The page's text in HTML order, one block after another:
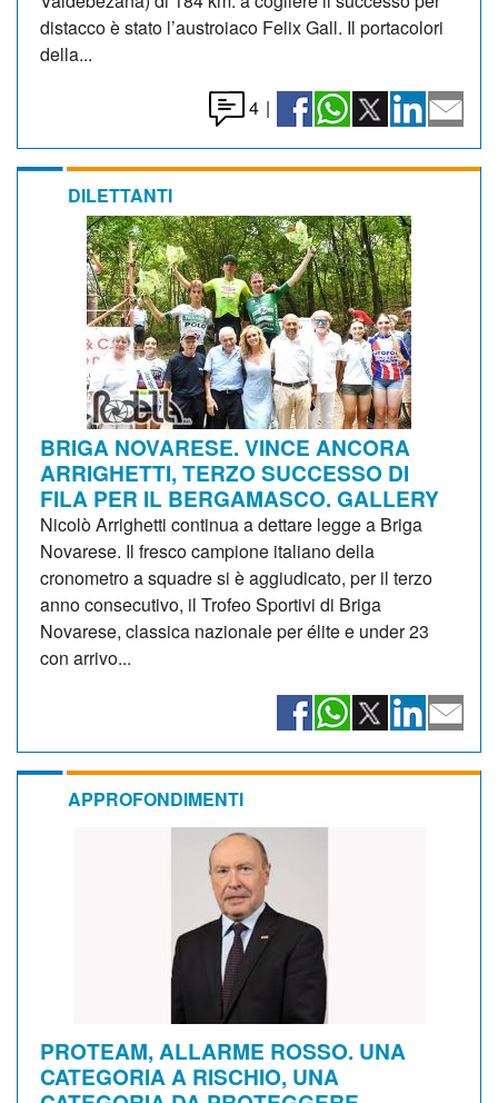
distacco è stato l’austroiaco Felix Gall. Il portacolori
della...
4 |
DILETTANTI
BRIGA NOVARESE. VINCE ANCORA
ARRIGHETTI, TERZO SUCCESSO DI
FILA PER IL BERGAMASCO. GALLERY
Nicolò Arrighetti continua a dettare legge a Briga
Novarese. Il fresco campione italiano della
cronometro a squadre si è aggiudicato, per il terzo
anno consecutivo, il Trofeo Sportivi di Briga
Novarese, classica nazionale per élite e under 23
con arrivo...
APPROFONDIMENTI
PROTEAM, ALLARME ROSSO. UNA
CATEGORIA A RISCHIO, UNA